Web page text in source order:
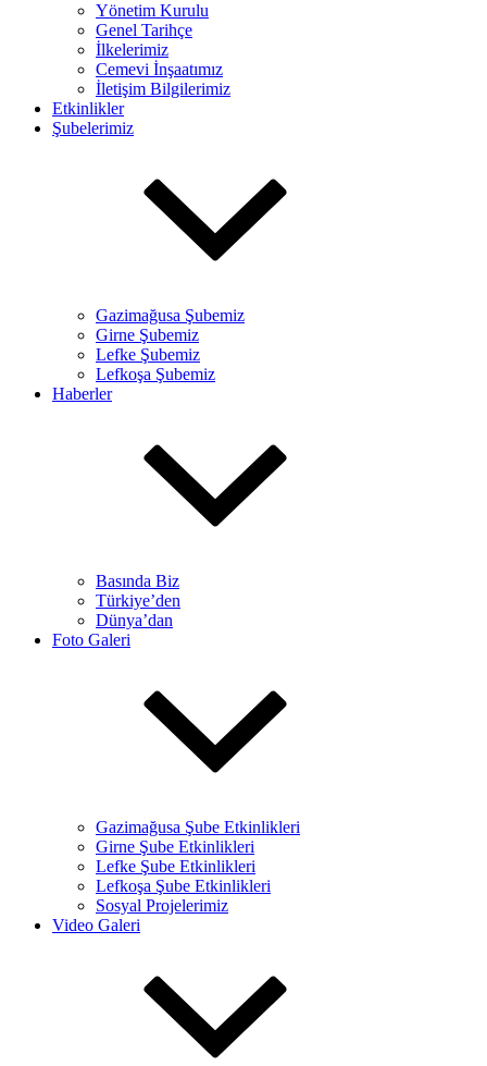
Yönetim Kurulu
Genel Tarihçe
İlkelerimiz
Cemevi İnşaatımız
İletişim Bilgilerimiz
Etkinlikler
Şubelerimiz
Gazimağusa Şubemiz
Girne Şubemiz
Lefke Şubemiz
Lefkoşa Şubemiz
Haberler
Basında Biz
Türkiye’den
Dünya’dan
Foto Galeri
Gazimağusa Şube Etkinlikleri
Girne Şube Etkinlikleri
Lefke Şube Etkinlikleri
Lefkoşa Şube Etkinlikleri
Sosyal Projelerimiz
Video Galeri